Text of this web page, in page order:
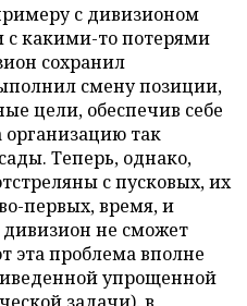
с дивизионом
с какими-то потерями
сохранил
смену позиции,
цели, обеспечив себе
так
Теперь, однако,
с пусковых, их
первых, время, и
дивизион не сможет
эта проблема вполне
упрощенной